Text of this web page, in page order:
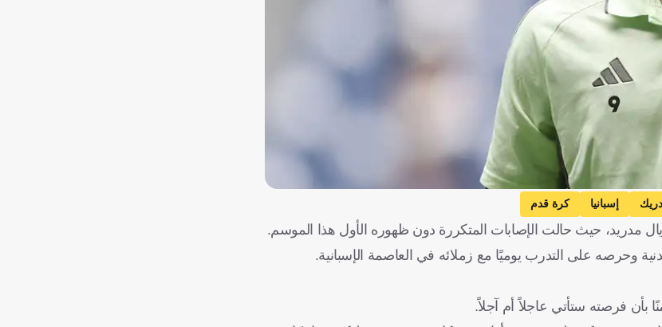
إسبانيا كرة قدم
مدريد، حيث حالت الإصابات المتكررة دون ظهوره الأول هذا الموسم.
وحرصه على التدرب يوميًا مع زملائه في العاصمة الإسبانية.
بأن فرصته ستأتي عاجلاً أم آجلاً.